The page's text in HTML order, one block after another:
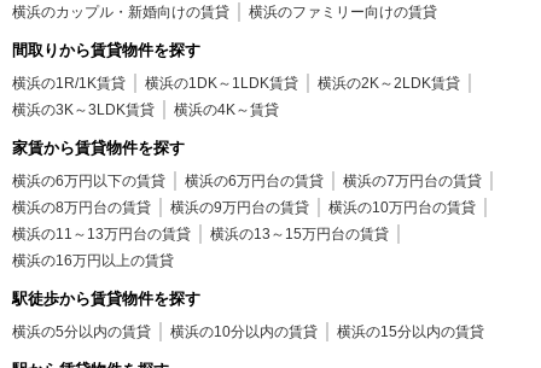
横浜のカップル・新婚向けの賃貸
横浜のファミリー向けの賃貸
間取りから賃貸物件を探す
横浜の1R/1K賃貸 横浜の1DK～1LDK賃貸
横浜の2K～2LDK賃貸
横浜の3K～3LDK賃貸
横浜の4K～賃貸
家賃から賃貸物件を探す
横浜の6万円以下の賃貸 横浜の6万円台の賃貸
横浜の7万円台の賃貸
横浜の8万円台の賃貸
横浜の9万円台の賃貸
横浜の10万円台の賃貸
横浜の11～13万円台の賃貸
横浜の13～15万円台の賃貸
横浜の16万円以上の賃貸
駅徒歩から賃貸物件を探す
横浜の5分以内の賃貸 横浜の10分以内の賃貸 横浜の15分以内の賃貸